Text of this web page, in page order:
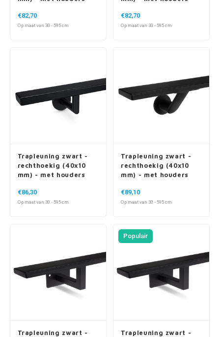
€82,70
Op maat van 30 - 595 cm
€82,70
Op maat van 30 - 595 cm
Trapleuning zwart -
rechthoekig (40x10
mm) - met houders
€86,30
Op maat van 30 - 595 cm
Trapleuning zwart -
rechthoekig (40x10
mm) - met houders
€89,10
Op maat van 30 - 595 cm
Trapleuning zwart -
Populair
Trapleuning zwart -